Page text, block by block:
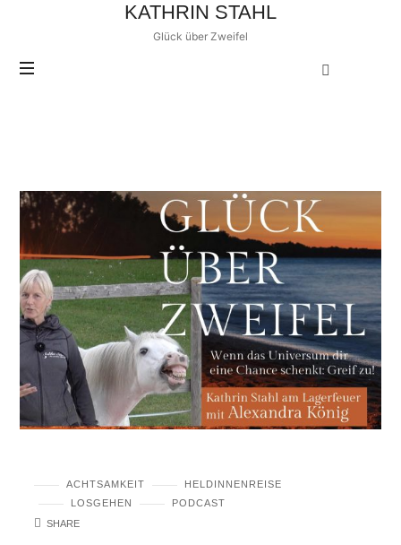
KATHRIN
STAHL
KATHRIN STAHL
Glück über Zweifel
ACHTSAMKEIT
HELDINNENREISE
LOSGEHEN
PODCAST
SHARE